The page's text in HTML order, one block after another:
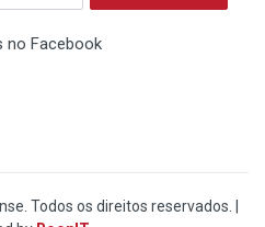
no Facebook
Todos os direitos reservados. |